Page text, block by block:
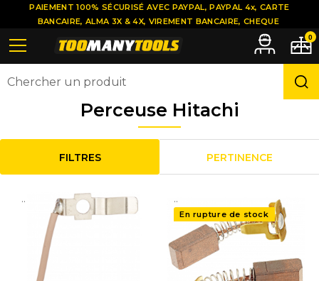
Perceuse Hitachi
FILTRES PERTINENCE
.. ..
En rupture de stock
PAIEMENT 100% SÉCURISÉ AVEC PAYPAL, PAYPAL 4x, CARTE
BANCAIRE, ALMA 3X & 4X, VIREMENT BANCAIRE, CHEQUE
0